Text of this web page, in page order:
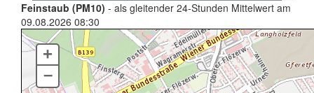
Feinstaub (PM10) - als gleitender 24-Stunden Mittelwert am
09.08.2026 08:30
+
–